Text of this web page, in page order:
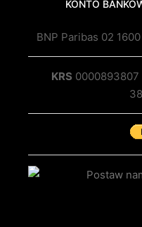
KONTO
BNP Paribas 02
KRS 0000893807